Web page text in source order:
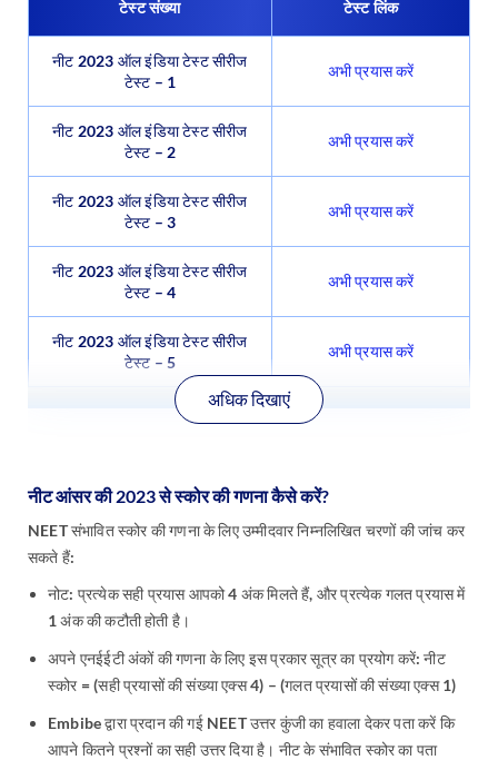
टेस्ट संख्या टेस्ट लिंक
नीट 2023 ऑल इंडिया टेस्ट सीरीज
टेस्ट – 1
अभी प्रयास करें
नीट 2023 ऑल इंडिया टेस्ट सीरीज
टेस्ट – 2
अभी प्रयास करें
नीट 2023 ऑल इंडिया टेस्ट सीरीज
टेस्ट – 3
अभी प्रयास करें
नीट 2023 ऑल इंडिया टेस्ट सीरीज
टेस्ट – 4
अभी प्रयास करें
नीट 2023 ऑल इंडिया टेस्ट सीरीज
टेस्ट – 5
अभी प्रयास करें
अधिक दिखाएं
नीट आंसर की 2023 से स्कोर की गणना कैसे करें?
NEET संभावित स्कोर की गणना के लिए उम्मीदवार निम्नलिखित चरणों की जांच कर
सकते हैं:
नोट: प्रत्येक सही प्रयास आपको 4 अंक मिलते हैं, और प्रत्येक गलत प्रयास में
1 अंक की कटौती होती है।
अपने एनईईटी अंकों की गणना के लिए इस प्रकार सूत्र का प्रयोग करें: नीट
स्कोर = (सही प्रयासों की संख्या एक्स 4) – (गलत प्रयासों की संख्या एक्स 1)
Embibe द्वारा प्रदान की गई NEET उत्तर कुंजी का हवाला देकर पता करें कि
आपने कितने प्रश्नों का सही उत्तर दिया है। नीट के संभावित स्कोर का पता